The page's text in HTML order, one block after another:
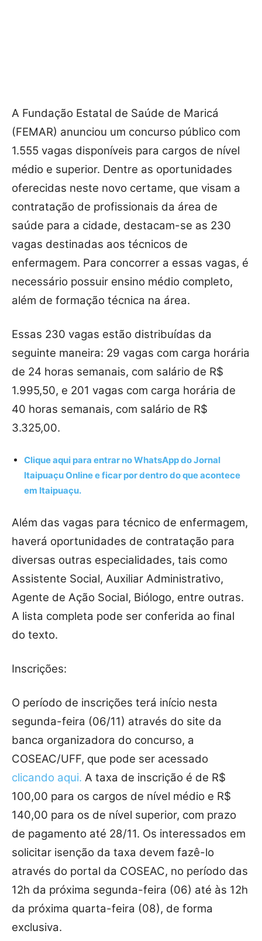
A Fundação Estatal de Saúde de Maricá
(FEMAR) anunciou um concurso público com
1.555 vagas disponíveis para cargos de nível
médio e superior. Dentre as oportunidades
oferecidas neste novo certame, que visam a
contratação de profissionais da área de
saúde para a cidade, destacam-se as 230
vagas destinadas aos técnicos de
enfermagem. Para concorrer a essas vagas, é
necessário possuir ensino médio completo,
além de formação técnica na área.
Essas 230 vagas estão distribuídas da
seguinte maneira: 29 vagas com carga horária
de 24 horas semanais, com salário de R$
1.995,50, e 201 vagas com carga horária de
40 horas semanais, com salário de R$
3.325,00.
Clique aqui para entrar noWhatsAppdo Jornal
Itaipuaçu Online e ficar por dentro do que acontece
em Itaipuaçu.
Além das vagas para técnico de enfermagem,
haverá oportunidades de contratação para
diversas outras especialidades, tais como
Assistente Social, Auxiliar Administrativo,
Agente de Ação Social, Biólogo, entre outras.
A lista completa pode ser conferida ao final
do texto.
Inscrições:
O período de inscrições terá início nesta
segunda-feira (06/11) através do site da
banca organizadora do concurso, a
COSEAC/UFF, que pode ser acessado
clicando aqui. A taxa de inscrição é de R$
100,00 para os cargos de nível médio e R$
140,00 para os de nível superior, com prazo
de pagamento até 28/11. Os interessados em
solicitar isenção da taxa devem fazê-lo
através do portal da COSEAC, no período das
12h da próxima segunda-feira (06) até às 12h
da próxima quarta-feira (08), de forma
exclusiva.